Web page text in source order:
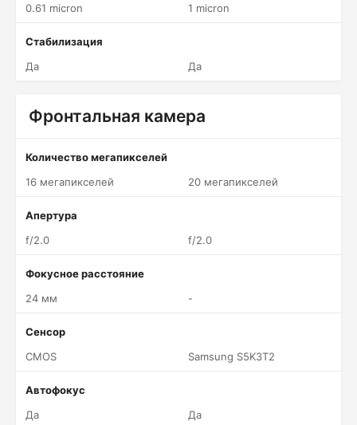
0.61 micron
1 micron
Стабилизация
Да
Да
Фронтальная камера
Количество мегапикселей
16 мегапикселей
20 мегапикселей
Апертура
f/2.0
f/2.0
Фокусное расстояние
24 мм
-
Сенсор
CMOS
Samsung S5K3T2
Автофокус
Да
Да